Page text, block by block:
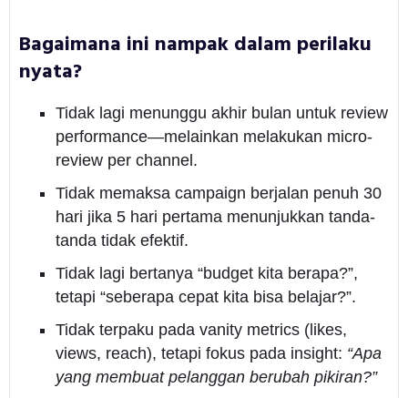
Bagaimana ini nampak dalam perilaku
nyata?
Tidak lagi menunggu akhir bulan untuk review
performance—melainkan melakukan micro-
review per channel.
Tidak memaksa campaign berjalan penuh 30
hari jika 5 hari pertama menunjukkan tanda-
tanda tidak efektif.
Tidak lagi bertanya “budget kita berapa?”,
tetapi “seberapa cepat kita bisa belajar?”.
Tidak terpaku pada vanity metrics (likes,
views, reach), tetapi fokus pada insight: “Apa
yang membuat pelanggan berubah pikiran?”